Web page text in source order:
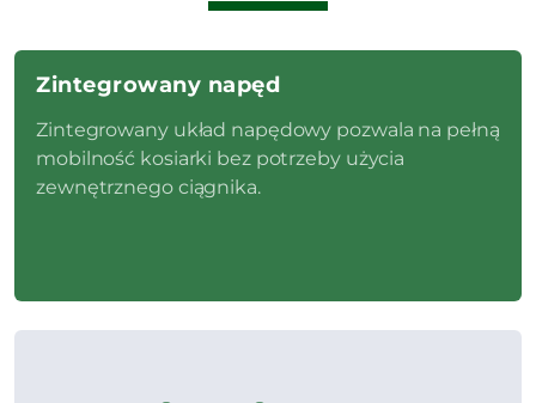
Zintegrowany napęd
Zintegrowany układ napędowy pozwala na pełną
mobilność kosiarki bez potrzeby użycia
zewnętrznego ciągnika.